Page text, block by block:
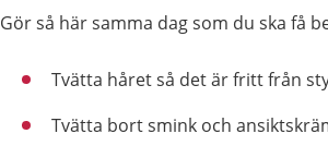
Gör så här samma dag som du ska få
Tvätta håret så det är fritt från
Tvätta bort smink och